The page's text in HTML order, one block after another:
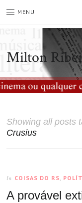
MENU
Milton
Showing all posts
Crusius
In COISAS DO RS,
A provável